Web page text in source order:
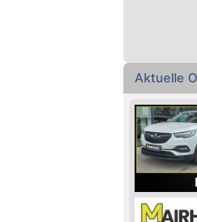
Aktuelle